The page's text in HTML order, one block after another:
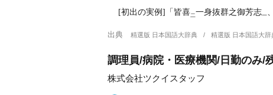
[初出の実例]「皆喜二一身抜群之御芳志一
出典 精選版 日本国語大辞典 精選版 日本国語大
調理員/病院・医療機関/日勤のみ/
株式会社ツクイスタッフ